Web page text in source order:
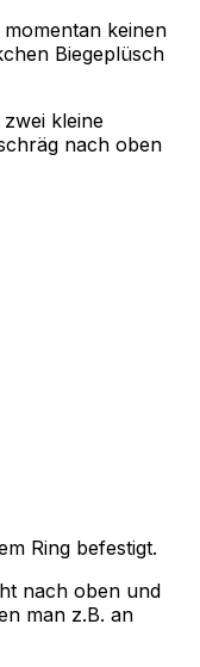
keinen
Biegeplüsch
kleine
nach oben
Ring befestigt.
nach oben und
man z.B. an